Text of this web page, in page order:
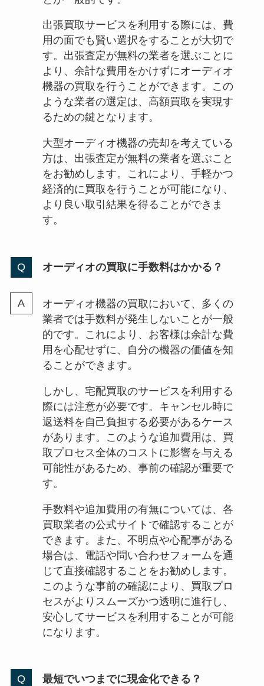
出張買取サービスを利用する際には、費
用の面でも賢い選択をすることが大切で
す。出張査定が無料の業者を選ぶことに
より、余計な費用をかけずにオーディオ
機器の買取を行うことができます。この
ような業者の選定は、高額買取を実現す
るための鍵となります。
大型オーディオ機器の売却を考えている
方は、出張査定が無料の業者を選ぶこと
をお勧めします。これにより、手軽かつ
経済的に買取を行うことが可能になり、
より良い取引結果を得ることができま
す。
オーディオの買取に手数料はかかる？
オーディオ機器の買取において、多くの
業者では手数料が発生しないことが一般
的です。これにより、お客様は余計な費
用を心配せずに、自分の機器の価値を知
ることができます。
しかし、宅配買取のサービスを利用する
際には注意が必要です。キャンセル時に
返送料を自己負担する必要があるケース
があります。このような追加費用は、買
取プロセス全体のコストに影響を与える
可能性があるため、事前の確認が重要で
す。
手数料や追加費用の有無については、各
買取業者の公式サイトで確認することが
できます。また、不明点や心配事がある
場合は、電話や問い合わせフォームを通
じて直接確認することをお勧めします。
このような事前の確認により、買取プロ
セスがよりスムーズかつ透明に進行し、
安心してサービスを利用することが可能
になります。
最短でいつまでに現金化できる？